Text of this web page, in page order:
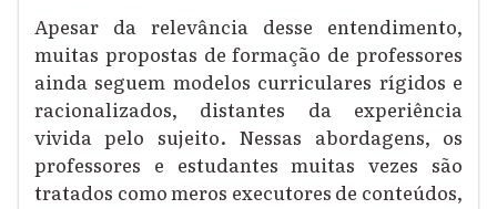
Apesar da relevância desse entendimento,
muitas propostas de formação de professores
ainda seguem modelos curriculares rígidos e
racionalizados, distantes da experiência
vivida pelo sujeito. Nessas abordagens, os
professores e estudantes muitas vezes são
tratados como meros executores de conteúdos,